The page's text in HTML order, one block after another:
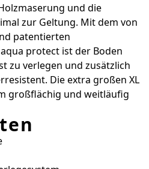
und die
zur Geltung. Mit dem von
patentierten
protect ist der Boden
zu verlegen und zusätzlich
Die extra großen XL
großflächig und weitläufig